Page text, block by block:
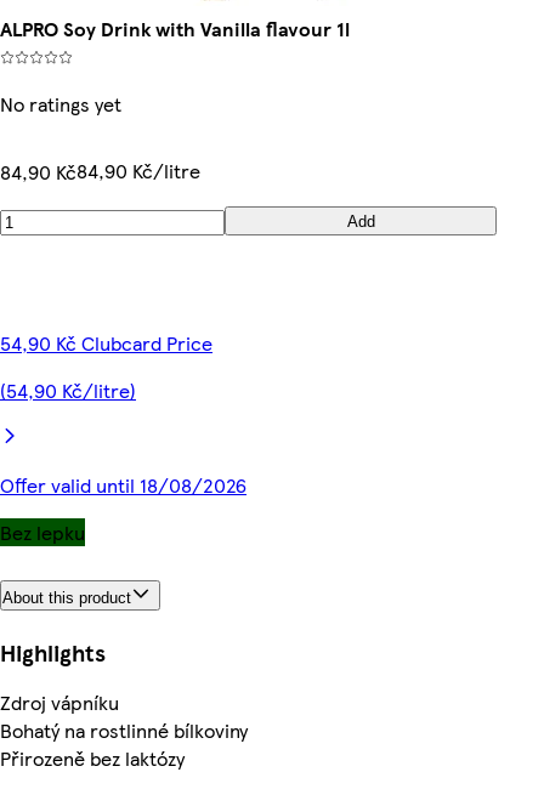
ALPRO Soy Drink with Vanilla flavour 1l
No ratings yet
84,90 Kč84,90 Kč/litre
Add
54,90 Kč Clubcard Price
(54,90 Kč/litre)
Offer valid until 18/08/2026
Bez lepku
About this product
Highlights
Zdroj vápníku
Bohatý na rostlinné bílkoviny
Přirozeně bez laktózy